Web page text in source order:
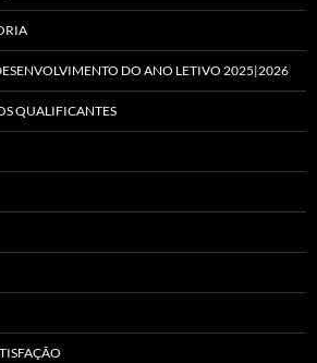
DO ANO LETIVO 2025|2026
QUALIFICANTES